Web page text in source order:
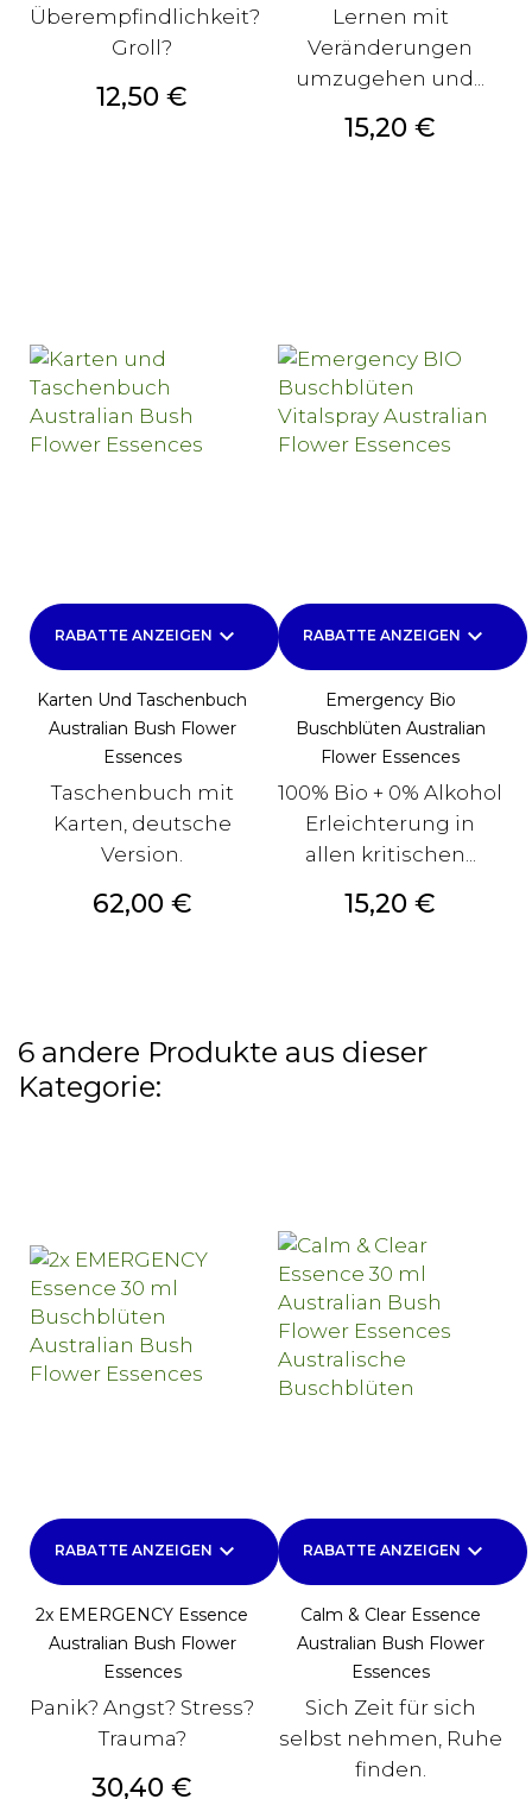
Überempfindlichkeit?
Groll?
Preis
12,50 €
Lernen mit
Veränderungen
umzugehen und...
Preis
15,20 €
RABATTE ANZEIGEN keyboard_arrow_down
Karten Und Taschenbuch
Australian Bush Flower
Essences
Taschenbuch mit
Karten, deutsche
Version.
Preis
62,00 €
RABATTE ANZEIGEN keyboard_arrow_down
Emergency Bio
Buschblüten Australian
Flower Essences
100% Bio + 0% Alkohol
Erleichterung in
allen kritischen...
Preis
15,20 €
6 andere Produkte aus dieser
Kategorie:
RABATTE ANZEIGEN keyboard_arrow_down
2x EMERGENCY Essence
Australian Bush Flower
Essences
Panik? Angst? Stress?
Trauma?
Preis
30,40 €
RABATTE ANZEIGEN keyboard_arrow_down
Calm & Clear Essence
Australian Bush Flower
Essences
Sich Zeit für sich
selbst nehmen, Ruhe
finden.